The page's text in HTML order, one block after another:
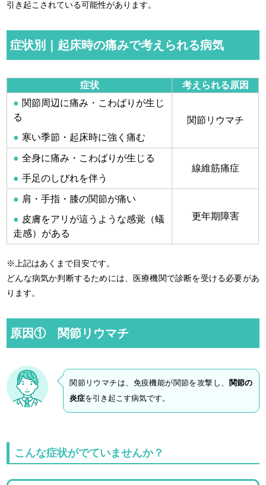
引き起こされている可能性があります。
症状別｜起床時の痛みで考えられる病気
症状
考えられる原因
関節周辺に痛み・こわばりが生じ
る
寒い季節・起床時に強く痛む
関節リウマチ
全身に痛み・こわばりが生じる
手足のしびれを伴う
線維筋痛症
肩・手指・膝の関節が痛い
皮膚をアリが這うような感覚（蟻
走感）がある
更年期障害
※上記はあくまで目安です。
どんな病気か判断するためには、医療機関で診断を受ける必要があ
ります。
原因① 関節リウマチ
関節リウマチは、免疫機能が関節を攻撃し、
関節の
炎症を引き起こす病気です。
こんな症状がでていませんか？